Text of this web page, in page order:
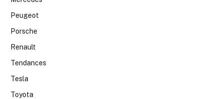
Peugeot
Porsche
Renault
Tendances
Tesla
Toyota